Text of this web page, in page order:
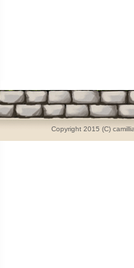
Copyright 2015 (C)